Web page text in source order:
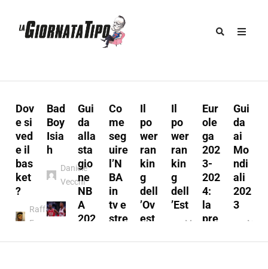
Dov
e si
ved
e il
bas
ket
?
Raffaele
Ferraro
Bad
Boy
Isia
h
Daniele
Vecchi
Gui
da
alla
sta
gio
ne
NB
A
202
024
Co
me
seg
uire
l’N
BA
in
tv e
stre
ng
Il
po
wer
ran
kin
g
dell
’Ov
est
Il
po
wer
ran
kin
g
dell
’Est
Marco
Eur
ole
ga
202
3-
202
4:
la
pre
w
Gui
da
ai
Mo
ndi
ali
202
3
l